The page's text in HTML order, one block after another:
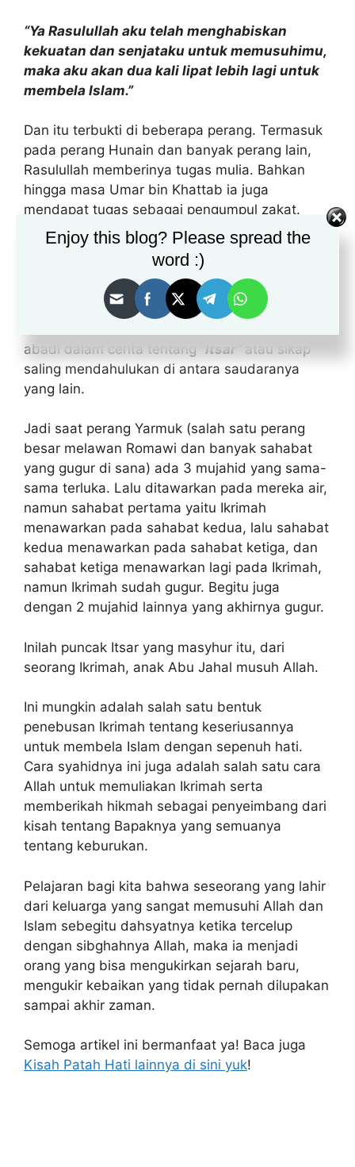
“Ya Rasulullah aku telah menghabiskan
kekuatan dan senjataku untuk memusuhimu,
maka aku akan dua kali lipat lebih lagi untuk
membela Islam.”
Dan itu terbukti di beberapa perang. Termasuk
pada perang Hunain dan banyak perang lain,
Rasulullah memberinya tugas mulia. Bahkan
hingga masa Umar bin Khattab ia juga
mendapat tugas sebagai pengumpul zakat.
Hingga ia juga bergabung pada perang Yarmuk
bersama Khalid bin Walid.
Dalam perang Yarmuk ini, Ikrimah menjadi
legenda yang luar biasa karena seorang anak
abadi dalam cerita tentang “ Itsar” atau sikap
saling mendahulukan di antara saudaranya
yang lain.
Jadi saat perang Yarmuk (salah satu perang
besar melawan Romawi dan banyak sahabat
yang gugur di sana) ada 3 mujahid yang sama-
sama terluka. Lalu ditawarkan pada mereka air,
namun sahabat pertama yaitu Ikrimah
menawarkan pada sahabat kedua, lalu sahabat
kedua menawarkan pada sahabat ketiga, dan
sahabat ketiga menawarkan lagi pada Ikrimah,
namun Ikrimah sudah gugur. Begitu juga
dengan 2 mujahid lainnya yang akhirnya gugur.
Inilah puncak Itsar yang masyhur itu, dari
seorang Ikrimah, anak Abu Jahal musuh Allah.
Ini mungkin adalah salah satu bentuk
penebusan Ikrimah tentang keseriusannya
untuk membela Islam dengan sepenuh hati.
Cara syahidnya ini juga adalah salah satu cara
Allah untuk memuliakan Ikrimah serta
memberikah hikmah sebagai penyeimbang dari
kisah tentang Bapaknya yang semuanya
tentang keburukan.
Pelajaran bagi kita bahwa seseorang yang lahir
dari keluarga yang sangat memusuhi Allah dan
Islam sebegitu dahsyatnya ketika tercelup
dengan sibghahnya Allah, maka ia menjadi
orang yang bisa mengukirkan sejarah baru,
mengukir kebaikan yang tidak pernah dilupakan
sampai akhir zaman.
Semoga artikel ini bermanfaat ya! Baca juga
Kisah Patah Hati lainnya di sini yuk!
Enjoy this blog? Please spread the
word :)